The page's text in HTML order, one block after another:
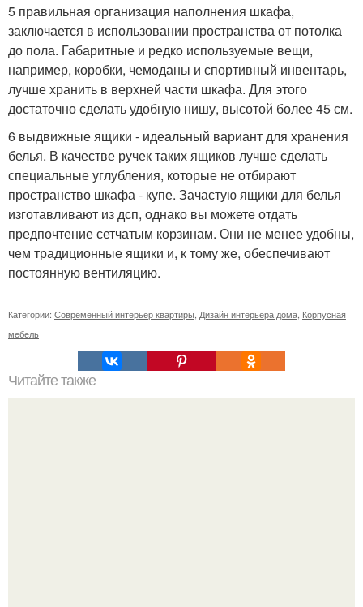
5 правильная организация наполнения шкафа,
заключается в использовании пространства от потолка
до пола. Габаритные и редко используемые вещи,
например, коробки, чемоданы и спортивный инвентарь,
лучше хранить в верхней части шкафа. Для этого
достаточно сделать удобную нишу, высотой более 45 см.
6 выдвижные ящики - идеальный вариант для хранения
белья. В качестве ручек таких ящиков лучше сделать
специальные углубления, которые не отбирают
пространство шкафа - купе. Зачастую ящики для белья
изготавливают из дсп, однако вы можете отдать
предпочтение сетчатым корзинам. Они не менее удобны,
чем традиционные ящики и, к тому же, обеспечивают
постоянную вентиляцию.
Категории: Современный интерьер квартиры Дизайн интерьера дома Корпусная
мебель
Читайте также